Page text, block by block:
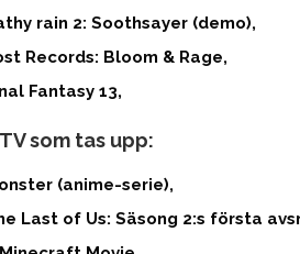
rain 2: Soothsayer (demo),
Records: Bloom & Rage,
Fantasy 13,
som tas upp:
(anime-serie),
Last of Us: Säsong 2:s första